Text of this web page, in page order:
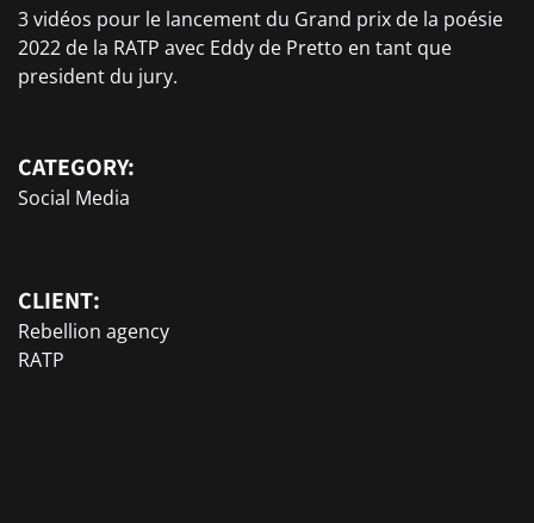
3 vidéos pour le lancement du Grand prix de la poésie
2022 de la RATP avec Eddy de Pretto en tant que
president du jury.
CATEGORY:
Social Media
CLIENT:
Rebellion agency
RATP